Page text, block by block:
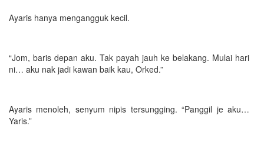
Ayaris hanya mengangguk kecil.
“Jom, baris depan aku. Tak payah jauh ke belakang. Mulai hari
ni… aku nak jadi kawan baik kau, Orked.”
Ayaris menoleh, senyum nipis tersungging. “Panggil je aku…
Yaris.”